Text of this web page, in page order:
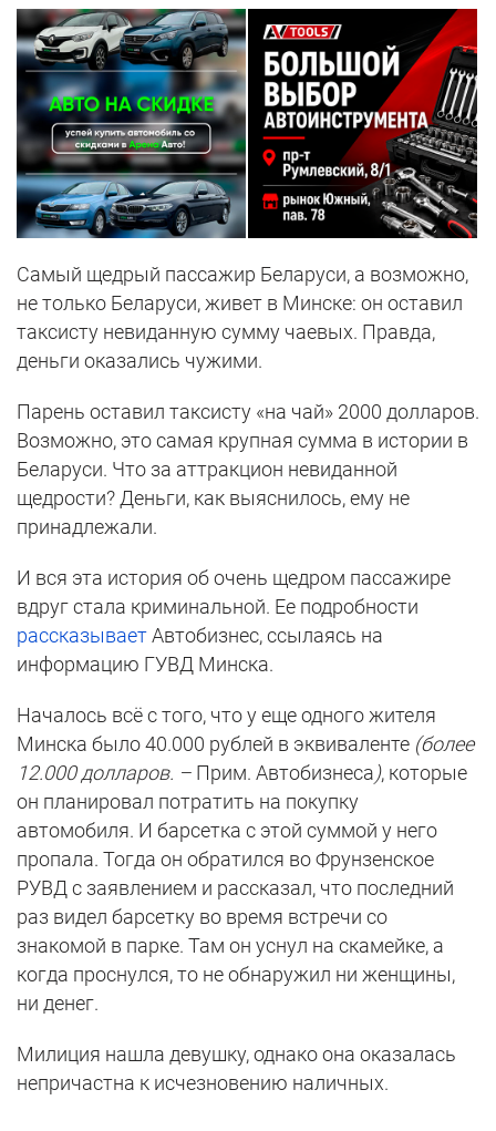
Самый щедрый пассажир Беларуси, а возможно,
не только Беларуси, живет в Минске: он оставил
таксисту невиданную сумму чаевых. Правда,
деньги оказались чужими.
Парень оставил таксисту «на чай» 2000 долларов.
Возможно, это самая крупная сумма в истории в
Беларуси. Что за аттракцион невиданной
щедрости? Деньги, как выяснилось, ему не
принадлежали.
И вся эта история об очень щедром пассажире
вдруг стала криминальной. Ее подробности
рассказываетАвтобизнес, ссылаясь на
информацию ГУВД Минска.
Началось всё с того, что у еще одного жителя
Минска было 40.000 рублей в эквиваленте (более
12.000 долларов. – Прим. Автобизнеса), которые
он планировал потратить на покупку
автомобиля. И барсетка с этой суммой у него
пропала. Тогда он обратился во Фрунзенское
РУВД с заявлением и рассказал, что последний
раз видел барсетку во время встречи со
знакомой в парке. Там он уснул на скамейке, а
когда проснулся, то не обнаружил ни женщины,
ни денег.
Милиция нашла девушку, однако она оказалась
непричастна к исчезновению наличных.